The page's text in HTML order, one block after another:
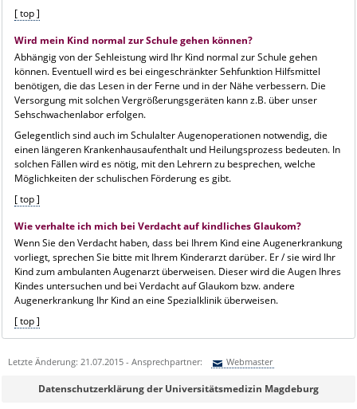
[ top ]
Wird mein Kind normal zur Schule gehen können?
Abhängig von der Sehleistung wird Ihr Kind normal zur Schule gehen
können. Eventuell wird es bei eingeschränkter Sehfunktion Hilfsmittel
benötigen, die das Lesen in der Ferne und in der Nähe verbessern. Die
Versorgung mit solchen Vergrößerungsgeräten kann z.B. über unser
Sehschwachenlabor erfolgen.
Gelegentlich sind auch im Schulalter Augenoperationen notwendig, die
einen längeren Krankenhausaufenthalt und Heilungsprozess bedeuten. In
solchen Fällen wird es nötig, mit den Lehrern zu besprechen, welche
Möglichkeiten der schulischen Förderung es gibt.
[ top ]
Wie verhalte ich mich bei Verdacht auf kindliches Glaukom?
Wenn Sie den Verdacht haben, dass bei Ihrem Kind eine Augenerkrankung
vorliegt, sprechen Sie bitte mit Ihrem Kinderarzt darüber. Er / sie wird Ihr
Kind zum ambulanten Augenarzt überweisen. Dieser wird die Augen Ihres
Kindes untersuchen und bei Verdacht auf Glaukom bzw. andere
Augenerkrankung Ihr Kind an eine Spezialklinik überweisen.
[ top ]
Letzte Änderung: 21.07.2015 - Ansprechpartner: Webmaster
Sie können eine Nachricht versenden an:Webmaster
Datenschutzerklärung der Universitätsmedizin Magdeburg